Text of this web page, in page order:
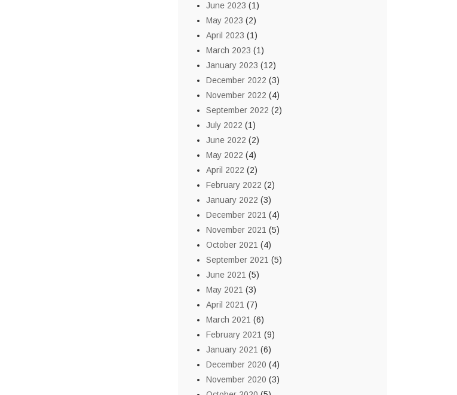
June 2023 (1)
May 2023 (2)
April 2023 (1)
March 2023 (1)
January 2023 (12)
December 2022 (3)
November 2022 (4)
September 2022 (2)
July 2022 (1)
June 2022 (2)
May 2022 (4)
April 2022 (2)
February 2022 (2)
January 2022 (3)
December 2021 (4)
November 2021 (5)
October 2021 (4)
September 2021 (5)
June 2021 (5)
May 2021 (3)
April 2021 (7)
March 2021 (6)
February 2021 (9)
January 2021 (6)
December 2020 (4)
November 2020 (3)